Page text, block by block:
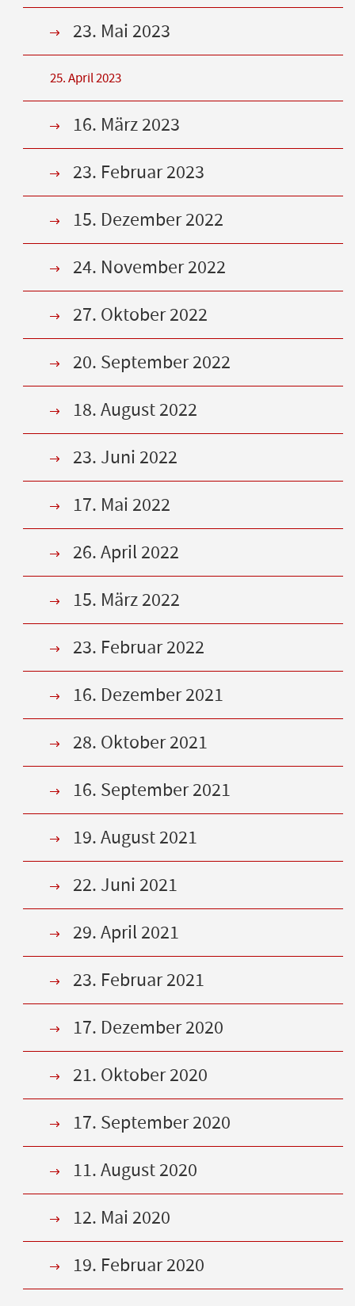
23. Mai 2023
25. April 2023
16. März 2023
23. Februar 2023
15. Dezember 2022
24. November 2022
27. Oktober 2022
20. September 2022
18. August 2022
23. Juni 2022
17. Mai 2022
26. April 2022
15. März 2022
23. Februar 2022
16. Dezember 2021
28. Oktober 2021
16. September 2021
19. August 2021
22. Juni 2021
29. April 2021
23. Februar 2021
17. Dezember 2020
21. Oktober 2020
17. September 2020
11. August 2020
12. Mai 2020
19. Februar 2020